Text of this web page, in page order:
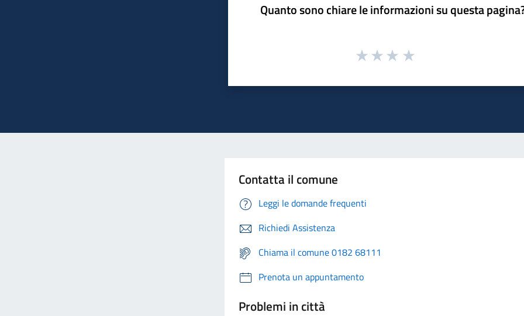
Quanto sono chiare le informazioni su questa
Contatta il comune
Leggi le domande frequenti
Richiedi Assistenza
Chiama il comune 0182 68111
Prenota un appuntamento
Problemi in città